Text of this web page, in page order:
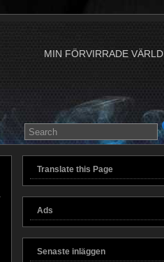
MIN FÖRVIRRADE VÄRLD
Translate this Page
Ads
Senaste inläggen